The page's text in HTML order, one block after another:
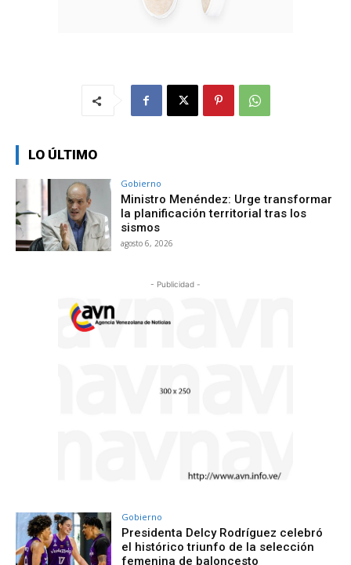
LO ÚLTIMO
Gobierno
Ministro Menéndez: Urge transformar
la planificación territorial tras los
sismos
agosto 6, 2026
- Publicidad -
Gobierno
Presidenta Delcy Rodríguez celebró
el histórico triunfo de la selección
femenina de baloncesto